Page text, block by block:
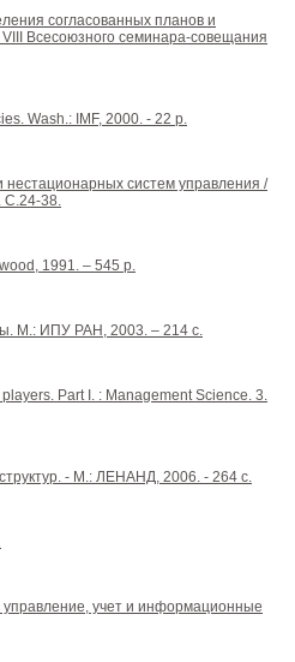
согласованных планов и
Всесоюзного семинара-совещания
Wash.: IMF, 2000. - 22 p.
нестационарных систем управления /
С.24-38.
1991. – 545 p.
М.: ИПУ РАН, 2003. – 214 с.
Part I. : Management Science. 3.
- М.: ЛЕНАНД, 2006. - 264 с.
учет и информационные